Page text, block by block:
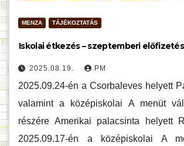
MENZA TÁJÉKOZTATÁS
Iskolai étkezés – szeptemberi előfizetés
2025.08.19. PM
2025.09.24-én a Csorbaleves helyett
valamint a középiskolai A menüt
részére Amerikai palacsinta helyett
2025.09.17-én a középiskolai A